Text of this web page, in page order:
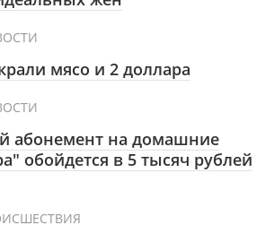
мясо и 2 доллара
абонемент на домашние
обойдется в 5 тысяч рублей